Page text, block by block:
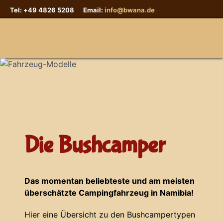
Tel: +49 4826 5208 Email: info@bwana.de
Sprache auswählen
Die Bushcamper
Das momentan beliebteste und am meisten
überschätzte Campingfahrzeug in Namibia!
Hier eine Übersicht zu den Bushcampertypen